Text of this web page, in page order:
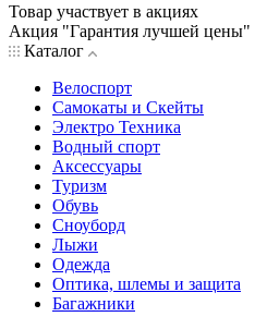
Товар участвует в акциях
Акция "Гарантия лучшей цены"
Каталог
Велоспорт
Самокаты и Скейты
Электро Техника
Водный спорт
Аксессуары
Туризм
Обувь
Сноуборд
Лыжи
Одежда
Оптика, шлемы и защита
Багажники